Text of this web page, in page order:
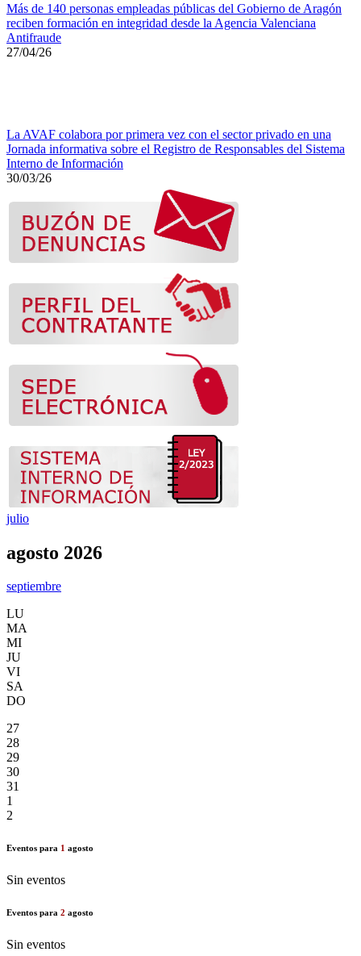
Más de 140 personas empleadas públicas del Gobierno de Aragón
reciben formación en integridad desde la Agencia Valenciana
Antifraude
27/04/26
La AVAF colabora por primera vez con el sector privado en una
Jornada informativa sobre el Registro de Responsables del Sistema
Interno de Información
30/03/26
julio
agosto 2026
septiembre
LU
MA
MI
JU
VI
SA
DO
27
28
29
30
31
1
2
Eventos para 1 agosto
Sin eventos
Eventos para 2 agosto
Sin eventos